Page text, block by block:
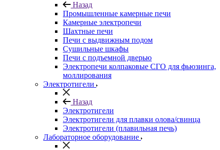
Назад
Промышленные камерные печи
Камерные электропечи
Шахтные печи
Печи с выдвижным подом
Сушильные шкафы
Печи с подъемной дверью
Электропечи колпаковые СГО для фьюзинга,
моллирования
Электротигели
Назад
Электротигели
Электротигели для плавки олова/свинца
Электротигели (плавильная печь)
Лабораторное оборудование